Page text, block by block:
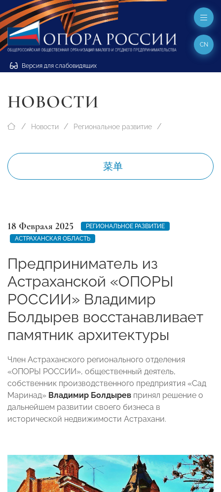
Версия для слабовидящих
CN
НОВОСТИ
Новости Региональное развитие
菜单
18 Февраля 2025
РЕГИОНАЛЬНОЕ РАЗВИТИЕ
АСТРАХАНСКАЯ ОБЛАСТЬ
Предприниматель из
Астраханской «ОПОРЫ
РОССИИ» Владимир
Болдырев восстанавливает
памятник архитектуры
Член Астраханского регионального отделения
«ОПОРЫ РОССИИ», общественный деятель,
собственник производственного предприятия «Сад
Маринад» Владимир Болдырев принял решение о
дальнейшем развитии своего бизнеса в
исторической недвижимости Астрахани.